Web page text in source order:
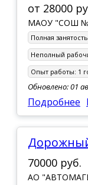
от 28000
МАОУ "СОШ
Полная занятость
Неполный
Опыт работы: 1
Обновлено: 01
Подробнее
70000 руб.
АО